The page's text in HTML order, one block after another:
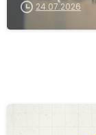
24.07.2026